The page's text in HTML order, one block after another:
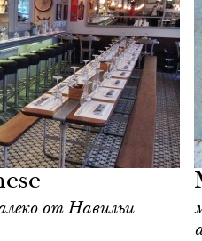
от Навильи